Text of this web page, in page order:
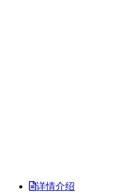
详情介绍